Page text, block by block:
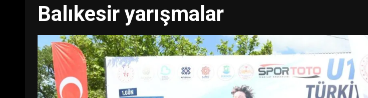
Balıkesir yarışmalar